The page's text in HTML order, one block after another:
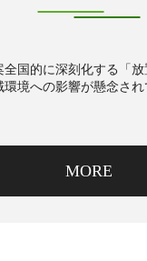
国的に深刻化する「
境への影響が懸念さ
MORE